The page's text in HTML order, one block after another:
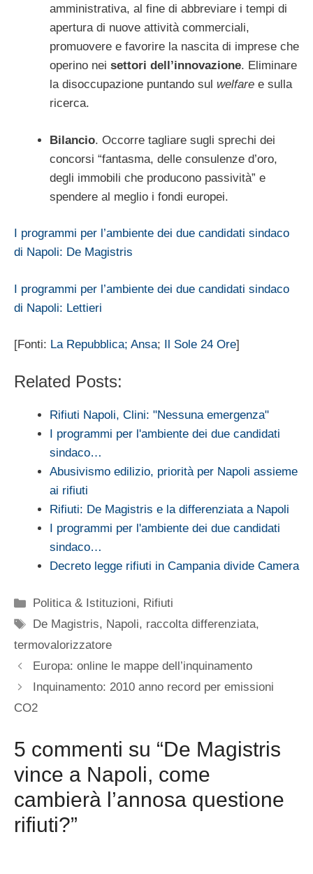
amministrativa, al fine di abbreviare i tempi di
apertura di nuove attività commerciali,
promuovere e favorire la nascita di imprese che
operino nei settori dell’innovazione. Eliminare
la disoccupazione puntando sul welfare e sulla
ricerca.
Bilancio. Occorre tagliare sugli sprechi dei
concorsi “fantasma, delle consulenze d’oro,
degli immobili che producono passività” e
spendere al meglio i fondi europei.
I programmi per l’ambiente dei due candidati sindaco
di Napoli: De Magistris
I programmi per l’ambiente dei due candidati sindaco
di Napoli: Lettieri
[Fonti: La Repubblica; Ansa; Il Sole 24 Ore]
Related Posts:
Rifiuti Napoli, Clini: "Nessuna emergenza"
I programmi per l'ambiente dei due candidati
sindaco…
Abusivismo edilizio, priorità per Napoli assieme
ai rifiuti
Rifiuti: De Magistris e la differenziata a Napoli
I programmi per l'ambiente dei due candidati
sindaco…
Decreto legge rifiuti in Campania divide Camera
Categorie
Politica & Istituzioni, Rifiuti
Tag
De Magistris, Napoli, raccolta differenziata,
termovalorizzatore
Europa: online le mappe dell’inquinamento
Inquinamento: 2010 anno record per emissioni
CO2
5 commenti su “De Magistris
vince a Napoli, come
cambierà l’annosa questione
rifiuti?”